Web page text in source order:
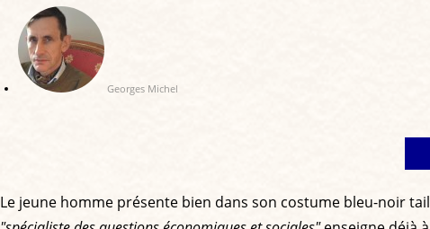
Georges Michel
Le jeune homme présente bien dans son costume bleu-noir